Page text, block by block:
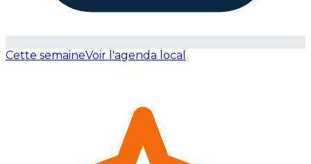
Cette semaineVoir l'agenda local